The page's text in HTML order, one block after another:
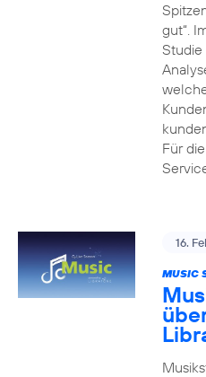
gut“.
Für
16.
MUSIC